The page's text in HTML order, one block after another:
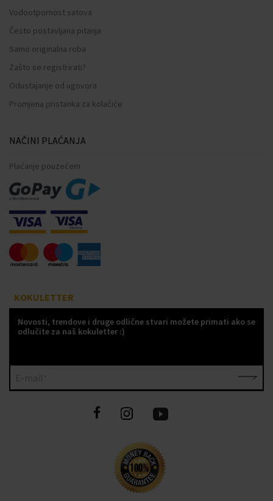
Vodootpornost satova
Često postavljana pitanja
Samo originalna roba
Zašto se registrirati?
Odustajanje od ugovora
Promjena pristanka za kolačiće
NAČINI PLAĆANJA
Plaćanje pouzećem
KOKULETTER
Novosti, trendove i druge odlične stvari možete primati ako se
odlučite za naš kokuletter :)